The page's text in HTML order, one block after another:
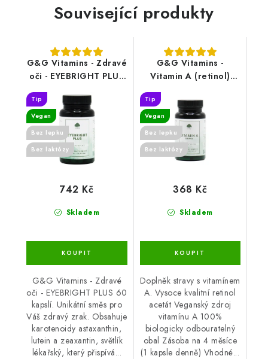
Související produkty
G&G Vitamins - Zdravé
oči - EYEBRIGHT PLUS
Tip
Vegan
Bez lepku
Bez laktózy
Skladem
742 Kč
G&G Vitamins - Zdravé
oči - EYEBRIGHT PLUS 60
kapslí. Unikátní směs pro
Váš zdravý zrak. Obsahuje
karotenoidy astaxanthin,
lutein a zeaxantin, světlík
lékařský, který přispívá...
G&G Vitamins -
Vitamin A (retinol)
5000 iu - 120 kapslí
Tip
Vegan
Bez lepku
Bez laktózy
Skladem
368 Kč
Doplněk stravy s vitamínem
A. Vysoce kvalitní retinol
acetát Veganský zdroj
vitamínu A 100%
biologicky odbouratelný
obal Zásoba na 4 měsíce
(1 kapsle denně) Vhodné...